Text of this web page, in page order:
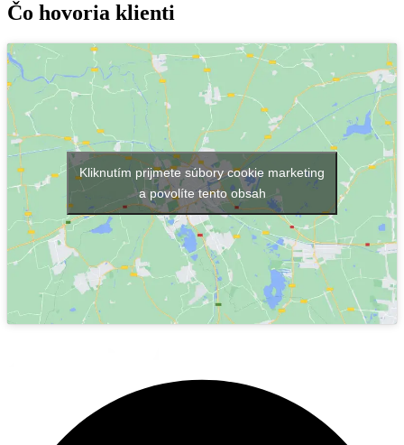
Čo hovoria klienti
Kliknutím prijmete súbory cookie marketing
a povolíte tento obsah